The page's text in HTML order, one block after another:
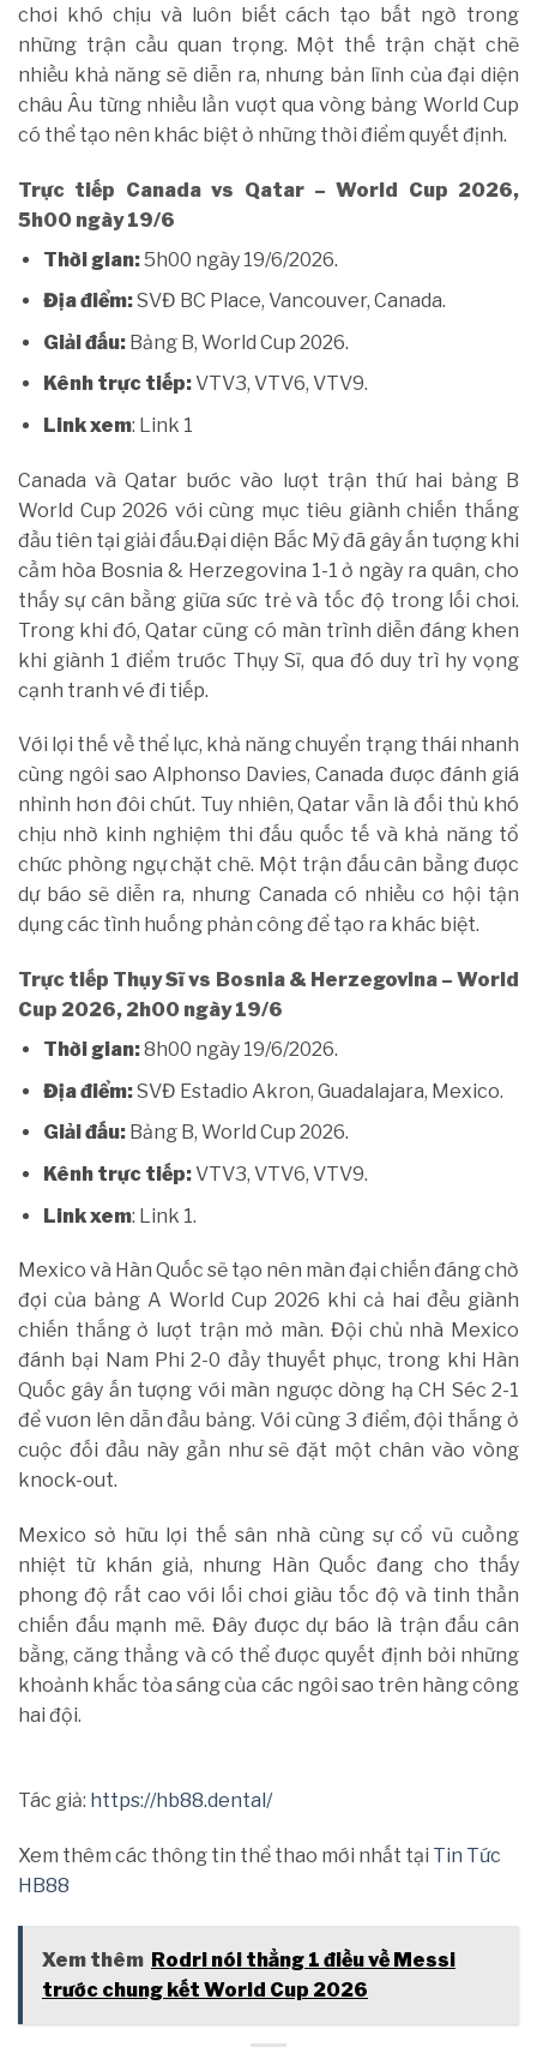
chơi khó chịu và luôn biết cách tạo bất ngờ trong
những trận cầu quan trọng. Một thế trận chặt chẽ
nhiều khả năng sẽ diễn ra, nhưng bản lĩnh của đại diện
châu Âu từng nhiều lần vượt qua vòng bảng World Cup
có thể tạo nên khác biệt ở những thời điểm quyết định.
Trực tiếp Canada vs Qatar – World Cup 2026,
5h00 ngày 19/6
Thời gian:5h00 ngày 19/6/2026.
Địa điểm:SVĐ BC Place, Vancouver, Canada.
Giải đấu:Bảng B, World Cup 2026.
Kênh trực tiếp:VTV3, VTV6, VTV9.
Link xem: Link 1
Canada và Qatar bước vào lượt trận thứ hai bảng B
World Cup 2026 với cùng mục tiêu giành chiến thắng
đầu tiên tại giải đấu.Đại diện Bắc Mỹ đã gây ấn tượng khi
cầm hòa Bosnia & Herzegovina 1-1 ở ngày ra quân, cho
thấy sự cân bằng giữa sức trẻ và tốc độ trong lối chơi.
Trong khi đó, Qatar cũng có màn trình diễn đáng khen
khi giành 1 điểm trước Thụy Sĩ, qua đó duy trì hy vọng
cạnh tranh vé đi tiếp.
Với lợi thế về thể lực, khả năng chuyển trạng thái nhanh
cùng ngôi sao Alphonso Davies, Canada được đánh giá
nhỉnh hơn đôi chút. Tuy nhiên, Qatar vẫn là đối thủ khó
chịu nhờ kinh nghiệm thi đấu quốc tế và khả năng tổ
chức phòng ngự chặt chẽ. Một trận đấu cân bằng được
dự báo sẽ diễn ra, nhưng Canada có nhiều cơ hội tận
dụng các tình huống phản công để tạo ra khác biệt.
Trực tiếp Thụy Sĩ vs Bosnia & Herzegovina – World
Cup 2026, 2h00 ngày 19/6
Thời gian:8h00 ngày 19/6/2026.
Địa điểm:SVĐ Estadio Akron, Guadalajara, Mexico.
Giải đấu:Bảng B, World Cup 2026.
Kênh trực tiếp:VTV3, VTV6, VTV9.
Link xem: Link 1.
Mexico và Hàn Quốc sẽ tạo nên màn đại chiến đáng chờ
đợi của bảng A World Cup 2026 khi cả hai đều giành
chiến thắng ở lượt trận mở màn. Đội chủ nhà Mexico
đánh bại Nam Phi 2-0 đầy thuyết phục, trong khi Hàn
Quốc gây ấn tượng với màn ngược dòng hạ CH Séc 2-1
để vươn lên dẫn đầu bảng. Với cùng 3 điểm, đội thắng ở
cuộc đối đầu này gần như sẽ đặt một chân vào vòng
knock-out.
Mexico sở hữu lợi thế sân nhà cùng sự cổ vũ cuồng
nhiệt từ khán giả, nhưng Hàn Quốc đang cho thấy
phong độ rất cao với lối chơi giàu tốc độ và tinh thần
chiến đấu mạnh mẽ. Đây được dự báo là trận đấu cân
bằng, căng thẳng và có thể được quyết định bởi những
khoảnh khắc tỏa sáng của các ngôi sao trên hàng công
hai đội.
Tác giả: https://hb88.dental/
Xem thêm các thông tin thể thao mới nhất tại Tin Tức
HB88
Xem thêm Rodri nói thẳng 1 điều về Messi
trước chung kết World Cup 2026